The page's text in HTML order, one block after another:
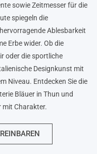
sowie Zeitmesser für die
spiegeln die
Ablesbarkeit
Erbe wider. Ob die
oder die sportliche
Designkunst mit
Niveau. Entdecken Sie die
Bläuer in Thun und
mit Charakter.